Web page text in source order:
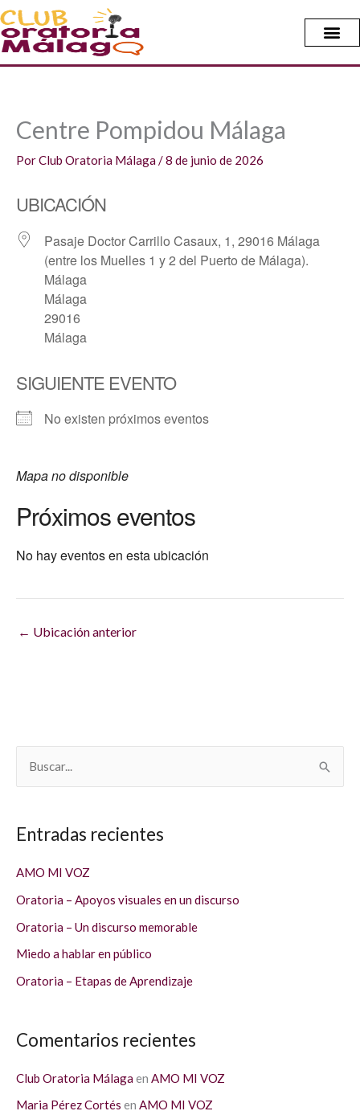
Ir
al
contenido
Centre Pompidou Málaga
PorClub Oratoria Málaga/8 de junio de 2026
UBICACIÓN
Pasaje Doctor Carrillo Casaux, 1, 29016 Málaga
(entre los Muelles 1 y 2 del Puerto de Málaga).
Málaga
Málaga
29016
Málaga
SIGUIENTE EVENTO
No existen próximos eventos
Mapa no disponible
Próximos eventos
No hay eventos en esta ubicación
← Ubicación anterior
c
a
:
Entradas recientes
AMO MI VOZ
Oratoria – Apoyos visuales en un discurso
Oratoria – Un discurso memorable
Miedo a hablar en público
Oratoria – Etapas de Aprendizaje
Comentarios recientes
Club Oratoria Málagaen AMO MI VOZ
Maria Pérez Cortés en AMO MI VOZ